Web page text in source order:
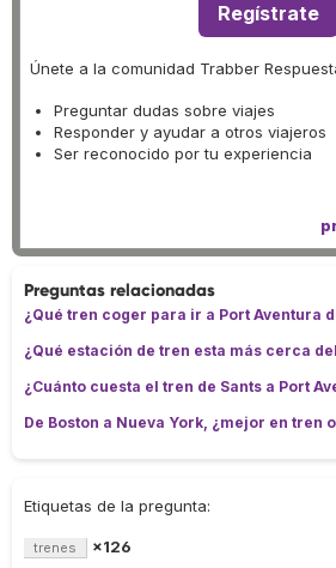
Regístrate
Únete a la comunidad Trabber
Preguntar dudas sobre viajes
Responder y ayudar a otros viajeros
Ser reconocido por tu experiencia
Preguntas relacionadas
¿Qué tren coger para ir a Port Aventura
¿Qué estación de tren esta más cerca
¿Cuánto cuesta el tren de Sants a Port
De Boston a Nueva York, ¿mejor en tren
Etiquetas de la pregunta:
trenes ×126